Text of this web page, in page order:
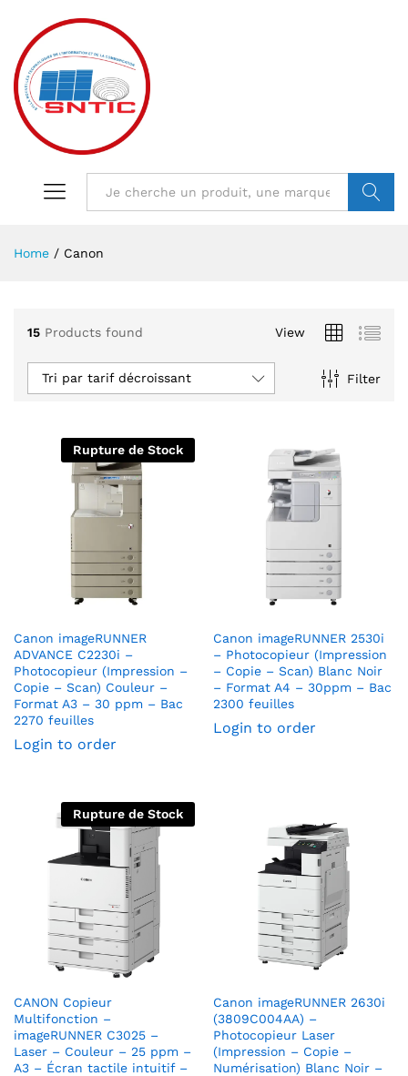
Home / Canon
15 Products found View
Filter
Tri par tarif décroissant
Rupture de Stock
Canon imageRUNNER
ADVANCE C2230i –
Photocopieur (Impression –
Copie – Scan) Couleur –
Format A3 – 30 ppm – Bac
2270 feuilles
Login to order
Canon imageRUNNER 2530i
– Photocopieur (Impression
– Copie – Scan) Blanc Noir
– Format A4 – 30ppm – Bac
2300 feuilles
Login to order
Rupture de Stock
CANON Copieur
Multifonction –
imageRUNNER C3025 –
Laser – Couleur – 25 ppm –
A3 – Écran tactile intuitif –
Canon imageRUNNER 2630i
(3809C004AA) –
Photocopieur Laser
(Impression – Copie –
Numérisation) Blanc Noir –